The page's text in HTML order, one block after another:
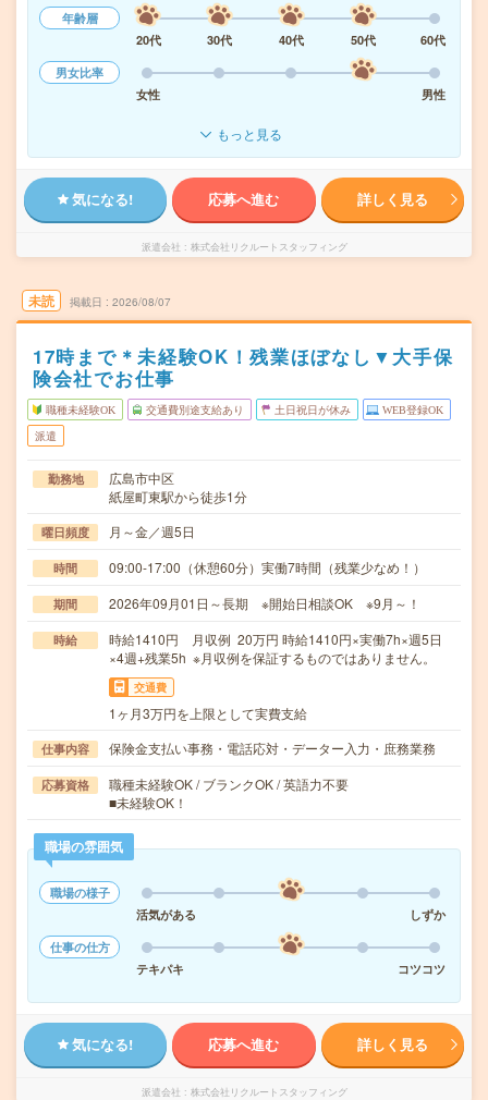
年齢層
20代
30代 40代 50代
60代
男女比率
女性
男性
もっと見る
気になる! 応募へ進む 詳しく見る
派遣会社 株式会社リクルートスタッフィング
未読 掲載日 2026/08/07
17時まで＊未経験OK！残業ほぼなし▼大手保
険会社でお仕事
職種未経験OK 交通費別途支給あり 土日祝日が休み WEB登録OK
派遣
勤務地
広島市中区
紙屋町東駅から徒歩1分
曜日頻度 月～金／週5日
時間 09:00-17:00（休憩60分）実働7時間（残業少なめ！）
期間 2026年09月01日～長期 ※開始日相談OK ※9月～！
時給
時給1410円 月収例 20万円 時給1410円×実働7h×週5日
×4週+残業5h ※月収例を保証するものではありません。
交通費
1ヶ月3万円を上限として実費支給
仕事内容 保険金支払い事務・電話応対・データー入力・庶務業務
応募資格
職種未経験OK / ブランクOK / 英語力不要
■未経験OK！
職場の雰囲気
職場の様子
活気がある
しずか
仕事の仕方
テキパキ
コツコツ
気になる! 応募へ進む 詳しく見る
派遣会社 株式会社リクルートスタッフィング